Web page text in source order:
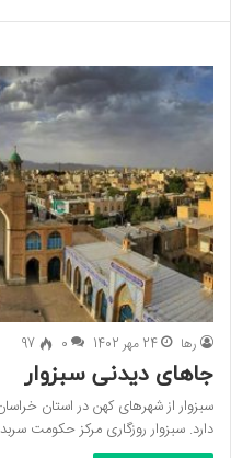
رها 24 مهر 1402 0
97
جاهای دیدنی سبزوار
سبزوار از شهرهای کهن در استان
دارد. سبزوار روزگاری مرکز حکومت